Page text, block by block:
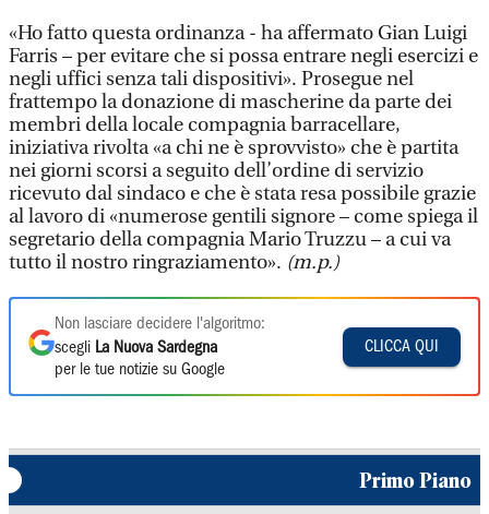
«Ho fatto questa ordinanza - ha affermato Gian Luigi
Farris – per evitare che si possa entrare negli esercizi e
negli uffici senza tali dispositivi». Prosegue nel
frattempo la donazione di mascherine da parte dei
membri della locale compagnia barracellare,
iniziativa rivolta «a chi ne è sprovvisto» che è partita
nei giorni scorsi a seguito dell’ordine di servizio
ricevuto dal sindaco e che è stata resa possibile grazie
al lavoro di «numerose gentili signore – come spiega il
segretario della compagnia Mario Truzzu – a cui va
tutto il nostro ringraziamento». (m.p.)
Non lasciare decidere l'algoritmo:
scegli La Nuova Sardegna
per le tue notizie su Google
CLICCA QUI
Primo Piano